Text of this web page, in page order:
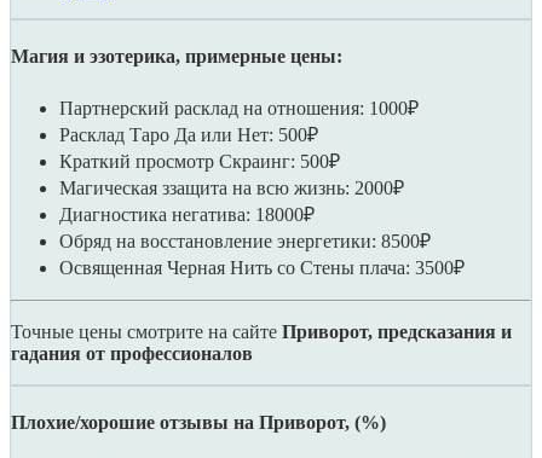
Магия и эзотерика, примерные цены:
Партнерский расклад на отношения: 1000₽
Расклад Таро Да или Нет: 500₽
Краткий просмотр Скраинг: 500₽
Магическая ззащита на всю жизнь: 2000₽
Диагностика негатива: 18000₽
Обряд на восстановление энергетики: 8500₽
Освященная Черная Нить со Стены плача: 3500₽
Точные цены смотрите на сайте Приворот, предсказания и
гадания от профессионалов
Плохие/хорошие отзывы на Приворот, (%)